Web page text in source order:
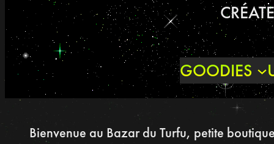
GOODIES
Bienvenue au Bazar du Turfu, petite